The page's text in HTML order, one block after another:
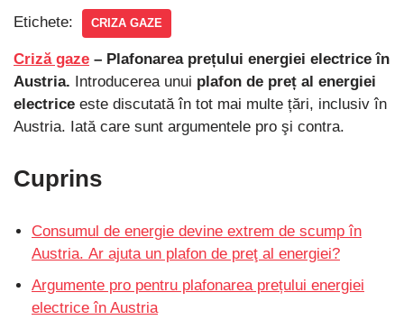
Etichete: CRIZA GAZE
Criză gaze – Plafonarea prețului energiei electrice în
Austria. Introducerea unui plafon de preț al energiei
electrice este discutată în tot mai multe țări, inclusiv în
Austria. Iată care sunt argumentele pro şi contra.
Cuprins
Consumul de energie devine extrem de scump în
Austria. Ar ajuta un plafon de preţ al energiei?
Argumente pro pentru plafonarea prețului energiei
electrice în Austria